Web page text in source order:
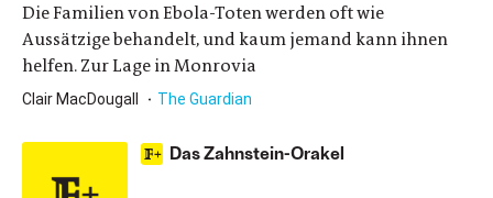
Die Familien von Ebola-Toten werden oft wie
Aussätzige behandelt, und kaum jemand kann ihnen
helfen. Zur Lage in Monrovia
Clair MacDougall The Guardian
Das Zahnstein-Orakel